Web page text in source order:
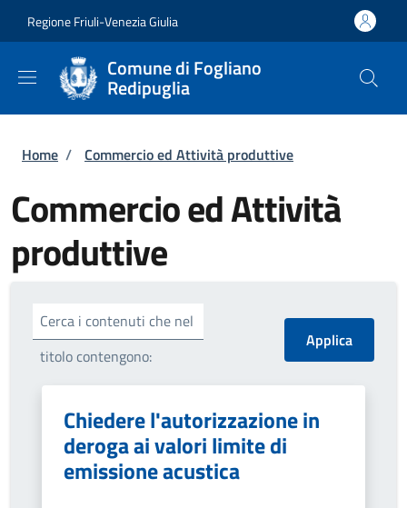
Regione Friuli-Venezia Giulia
Comune di Fogliano
Redipuglia
Briciole di pane
Home / Commercio ed Attività produttive
Commercio ed Attività
produttive
Cerca i contenuti che nel
titolo contengono:
Chiedere l'autorizzazione in
deroga ai valori limite di
emissione acustica